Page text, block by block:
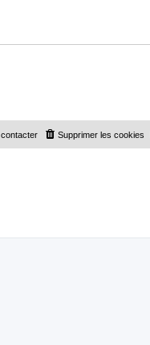
Supprimer les cookies